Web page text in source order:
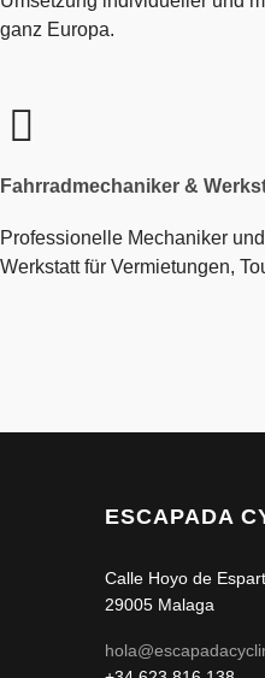
ganz Europa.
Fahrradmechaniker &
Professionelle Mechaniker
Werkstatt für Vermietungen,
ESCAPADA
Calle Hoyo de
29005 Malaga